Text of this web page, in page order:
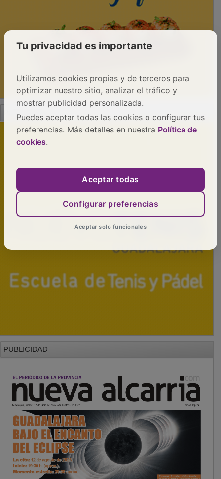
PUBLICIDAD
Tu privacidad es importante
Utilizamos cookies propias y de terceros para
optimizar nuestro sitio, analizar el tráfico y
mostrar publicidad personalizada.
Puedes aceptar todas las cookies o configurar tus
preferencias. Más detalles en nuestra Política de
cookies.
Aceptar todas
Configurar preferencias
Aceptar solo funcionales